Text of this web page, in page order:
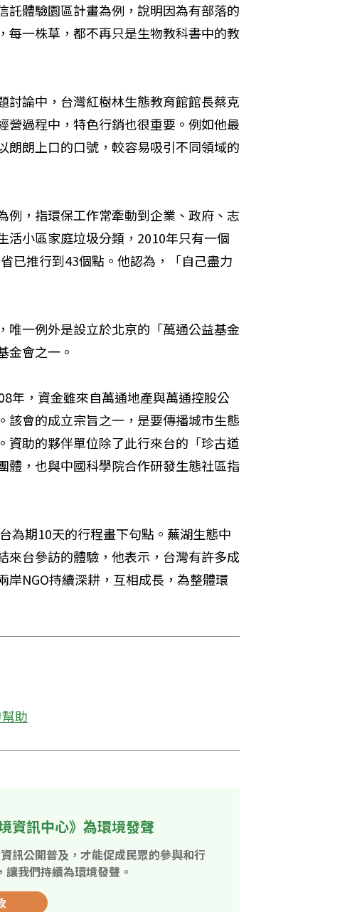
託體驗園區計畫為例，說明因為有部落的
每一株草，都不再只是生物教科書中的教
討論中，台灣紅樹林生態教育館館長蔡克
營過程中，特色行銷也很重要。例如他最
朗朗上口的口號，較容易吸引不同領域的
例，指環保工作常牽動到企業、政府、志
活小區家庭垃圾分類，2010年只有一個
已推行到43個點。他認為，「自己盡力
唯一例外是設立於北京的「萬通公益基金
金會之一。
年，資金雖來自萬通地產與萬通控股公
該會的成立宗旨之一，是要傳播城市生態
資助的夥伴單位除了此行來台的「珍古道
體，也與中國科學院合作研發生態社區指
為期10天的行程畫下句點。蕪湖生態中
來台參訪的體驗，他表示，台灣有許多成
NGO持續深耕，互相成長，為整體環
助
資訊中心》為環境發聲
訊公開普及，才能促成民眾的參與和行
我們持續為環境發聲。